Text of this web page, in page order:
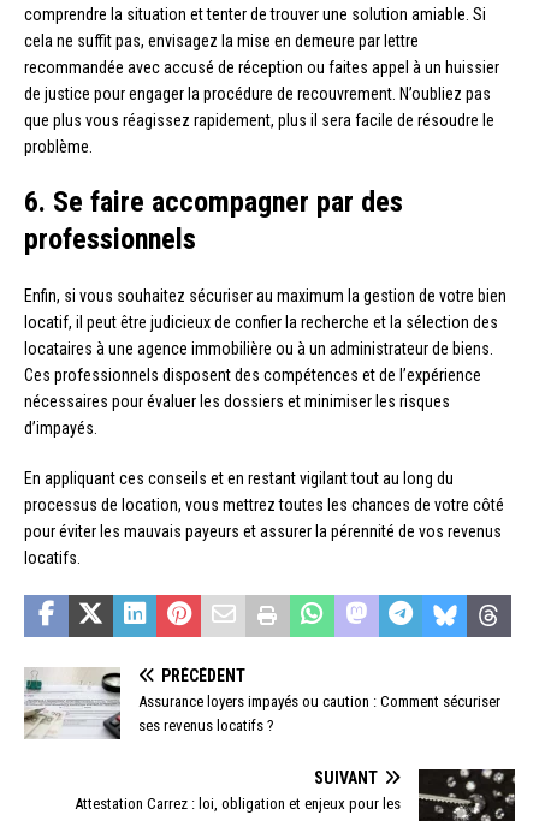
comprendre la situation et tenter de trouver une solution amiable. Si
cela ne suffit pas, envisagez la mise en demeure par lettre
recommandée avec accusé de réception ou faites appel à un huissier
de justice pour engager la procédure de recouvrement. N’oubliez pas
que plus vous réagissez rapidement, plus il sera facile de résoudre le
problème.
6. Se faire accompagner par des
professionnels
Enfin, si vous souhaitez sécuriser au maximum la gestion de votre bien
locatif, il peut être judicieux de confier la recherche et la sélection des
locataires à une agence immobilière ou à un administrateur de biens.
Ces professionnels disposent des compétences et de l’expérience
nécessaires pour évaluer les dossiers et minimiser les risques
d’impayés.
En appliquant ces conseils et en restant vigilant tout au long du
processus de location, vous mettrez toutes les chances de votre côté
pour éviter les mauvais payeurs et assurer la pérennité de vos revenus
locatifs.
PRÉCÉDENT
Assurance loyers impayés ou caution : Comment sécuriser
ses revenus locatifs ?
SUIVANT
Attestation Carrez : loi, obligation et enjeux pour les